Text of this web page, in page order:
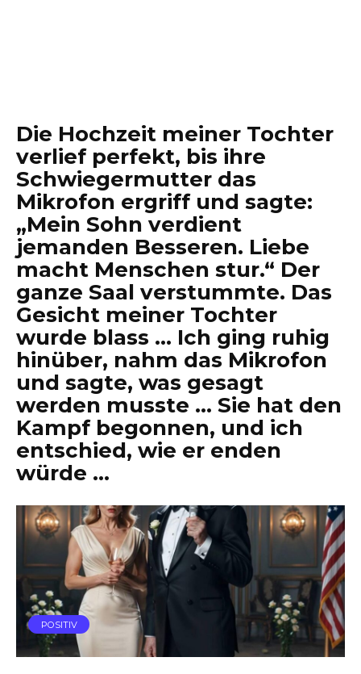
Die Hochzeit meiner Tochter
verlief perfekt, bis ihre
Schwiegermutter das
Mikrofon ergriff und sagte:
„Mein Sohn verdient
jemanden Besseren. Liebe
macht Menschen stur.“ Der
ganze Saal verstummte. Das
Gesicht meiner Tochter
wurde blass … Ich ging ruhig
hinüber, nahm das Mikrofon
und sagte, was gesagt
werden musste … Sie hat den
Kampf begonnen, und ich
entschied, wie er enden
würde …
POSITIV